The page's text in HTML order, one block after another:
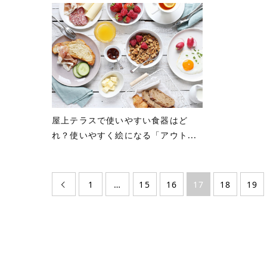
屋上テラスで使いやすい食器はど
れ？使いやすく絵になる「アウト...
 1 … 15 16 17 18 19